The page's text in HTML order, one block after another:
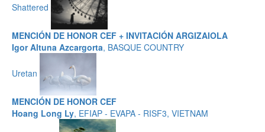
Shattered
MENCIÓN DE HONOR CEF + INVITACIÓN ARGIZAIOLA
Igor Altuna Azcargorta, BASQUE COUNTRY
Uretan
MENCIÓN DE HONOR CEF
Hoang Long Ly, EFIAP - EVAPA - RISF3, VIETNAM